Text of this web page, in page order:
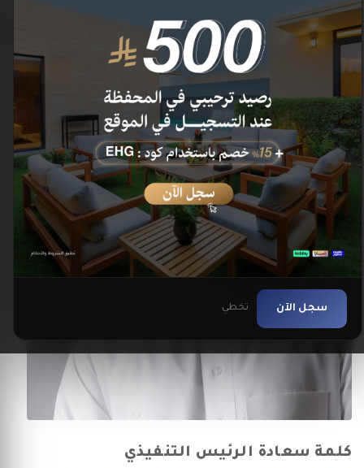
تخطي سجل الآن
Blog
المدونة كلمة سعادة الرئيس التنفيذي
كلمة سعادة الرئيس التنفيذي